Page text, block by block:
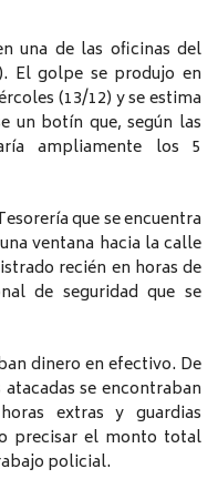
una de las oficinas del
El golpe se produjo en
(13/12) y se estima
un botín que, según las
ampliamente los 5
que se encuentra
ventana hacia la calle
recién en horas de
de seguridad que se
dinero en efectivo. De
se encontraban
extras y guardias
precisar el monto total
policial.